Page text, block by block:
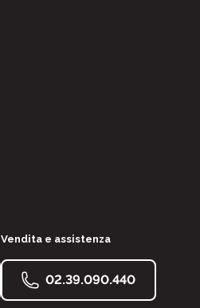
Vendita e assistenza
02.39.090.440